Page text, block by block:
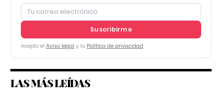
Suscribirme
Acepto el Aviso legal y la Política de privacidad
LAS MÁS LEÍDAS